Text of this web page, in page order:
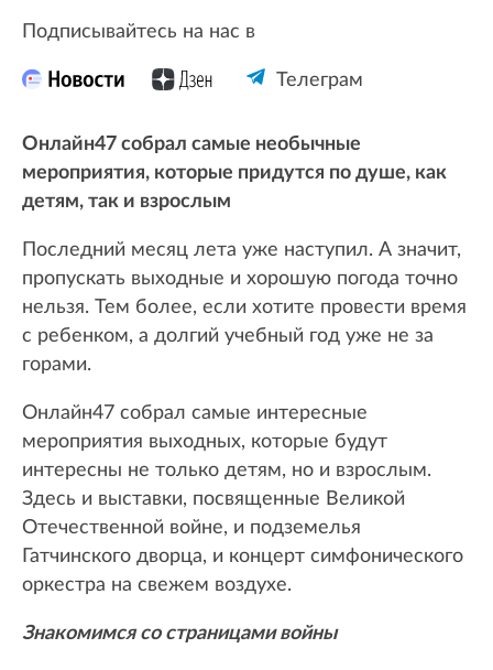
Подписывайтесь на нас в
Телеграм
Онлайн47 собрал самые необычные
мероприятия, которые придутся по душе, как
детям, так и взрослым
Последний месяц лета уже наступил. А значит,
пропускать выходные и хорошую погода точно
нельзя. Тем более, если хотите провести время
с ребенком, а долгий учебный год уже не за
горами.
Онлайн47 собрал самые интересные
мероприятия выходных, которые будут
интересны не только детям, но и взрослым.
Здесь и выставки, посвященные Великой
Отечественной войне, и подземелья
Гатчинского дворца, и концерт симфонического
оркестра на свежем воздухе.
Знакомимся со страницами войны